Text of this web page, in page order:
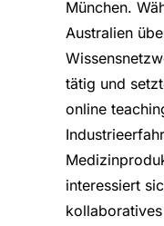
München.
Australien
tätig und
online
interessiert